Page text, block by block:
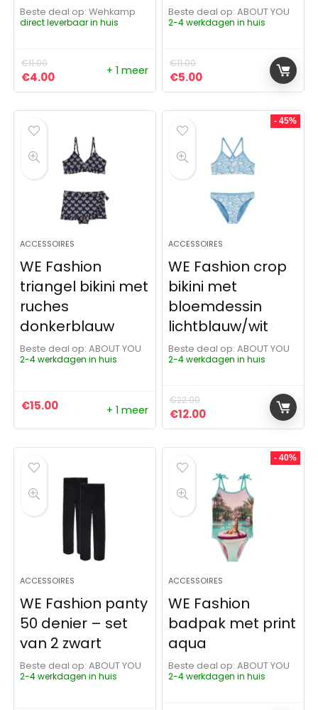
Beste deal op:
Wehkamp
direct leverbaar in huis
€11.00
Oorspronkelijke prijs was: €11.00.
€4.00Huidige prijs is: €4.00.
+ 1 meer
Beste deal op:
ABOUT YOU
2-4 werkdagen in huis
€11.00
Oorspronkelijke prijs was:
€5.00Huidige prijs is:
ACCESSOIRES
WE Fashion
triangel bikini met
ruches
donkerblauw
Beste deal op:
ABOUT YOU
2-4 werkdagen in huis
€15.00 + 1 meer
- 45%
ACCESSOIRES
WE Fashion crop
bikini met
bloemdessin
lichtblauw/wit
Beste deal op:
ABOUT YOU
2-4 werkdagen in huis
€22.00
Oorspronkelijke prijs was:
€12.00Huidige prijs is:
ACCESSOIRES
WE Fashion panty
50 denier – set
van 2 zwart
Beste deal op:
ABOUT YOU
2-4 werkdagen in huis
- 40%
ACCESSOIRES
WE Fashion
badpak met print
aqua
Beste deal op:
ABOUT YOU
2-4 werkdagen in huis